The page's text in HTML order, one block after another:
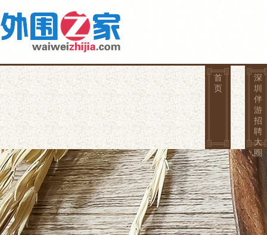
首
页
深
圳
伴
游
招
聘
大
圈